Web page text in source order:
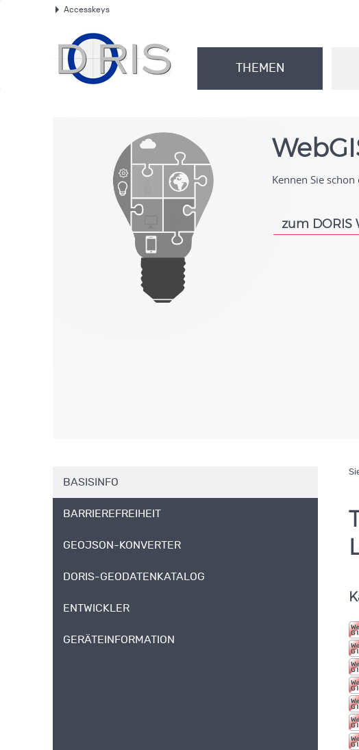
Accesskeys
THEMEN
Kennen Sie
zum DORIS
BASISINFO
BARRIEREFREIHEIT
GEOJSON-KONVERTER
DORIS-GEODATENKATALOG
ENTWICKLER
GERÄTEINFORMATION